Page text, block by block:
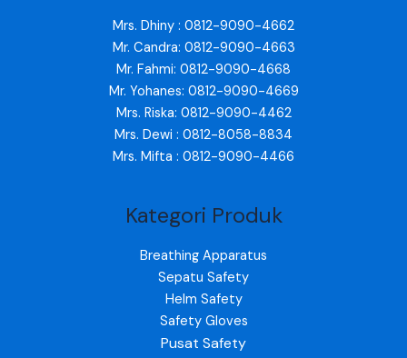
Mrs. Dhiny : 0812-9090-4662
Mr. Candra: 0812-9090-4663
Mr. Fahmi: 0812-9090-4668
Mr. Yohanes: 0812-9090-4669
Mrs. Riska: 0812-9090-4462
Mrs. Dewi : 0812-8058-8834
Mrs. Mifta : 0812-9090-4466
Kategori Produk
Breathing Apparatus
Sepatu Safety
Helm Safety
Safety Gloves
Pusat Safety